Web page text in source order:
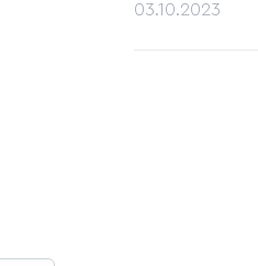
03.10.2023